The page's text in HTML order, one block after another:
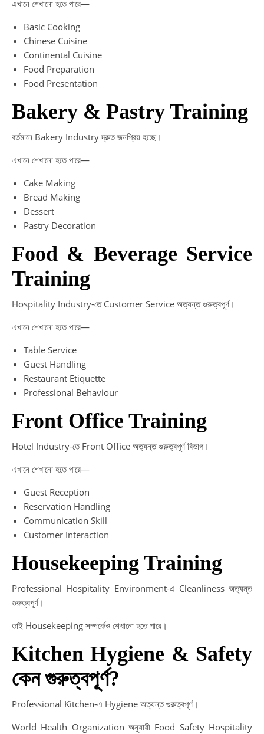
এখানে শেখানো হতে পারে—
Basic Cooking
Chinese Cuisine
Continental Cuisine
Food Preparation
Food Presentation
Bakery & Pastry Training
বর্তমানে Bakery Industry দ্রুত জনপ্রিয় হচ্ছে।
এখানে শেখানো হতে পারে—
Cake Making
Bread Making
Dessert
Pastry Decoration
Food & Beverage Service
Training
Hospitality Industry-তে Customer Service অত্যন্ত গুরুত্বপূর্ণ।
এখানে শেখানো হতে পারে—
Table Service
Guest Handling
Restaurant Etiquette
Professional Behaviour
Front Office Training
Hotel Industry-তে Front Office অত্যন্ত গুরুত্বপূর্ণ বিভাগ।
এখানে শেখানো হতে পারে—
Guest Reception
Reservation Handling
Communication Skill
Customer Interaction
Housekeeping Training
Professional Hospitality Environment-এ Cleanliness অত্যন্ত
গুরুত্বপূর্ণ।
তাই Housekeeping সম্পর্কেও শেখানো হতে পারে।
Kitchen Hygiene & Safety
কেন গুরুত্বপূর্ণ?
Professional Kitchen-এ Hygiene অত্যন্ত গুরুত্বপূর্ণ।
World Health Organization অনুযায়ী Food Safety Hospitality